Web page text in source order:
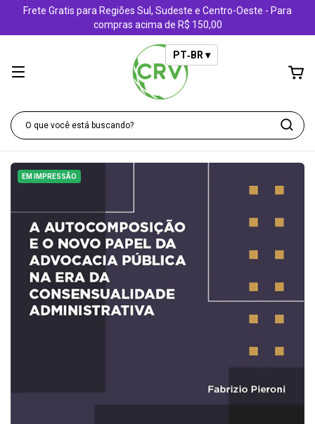
Frete Gratis para Regiões Sul, Sudeste e Centro-Oeste - Para
compras acima de R$ 150,00
PT‑BR ▾
EM IMPRESSÃO